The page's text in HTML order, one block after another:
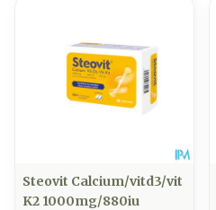
Steovit Calcium/vitd3/vit
K2 1000mg/880iu